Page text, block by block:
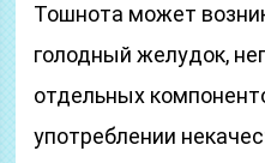
Тошнота может
голодный желудок,
отдельных
употреблении